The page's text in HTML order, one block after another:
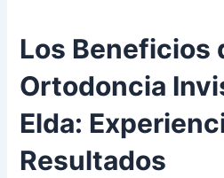
Los Beneficios
Ortodoncia
Elda:
Resultados